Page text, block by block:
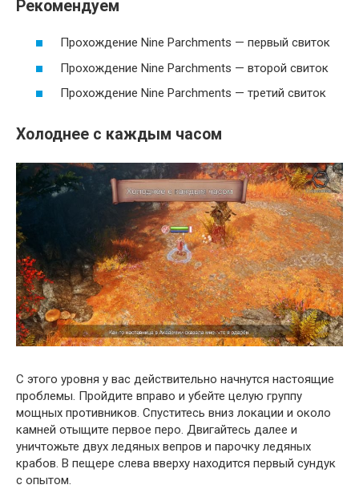
Рекомендуем
Прохождение Nine Parchments — первый свиток
Прохождение Nine Parchments — второй свиток
Прохождение Nine Parchments — третий свиток
Холоднее с каждым часом
С этого уровня у вас действительно начнутся настоящие
проблемы. Пройдите вправо и убейте целую группу
мощных противников. Спуститесь вниз локации и около
камней отыщите первое перо. Двигайтесь далее и
уничтожьте двух ледяных вепров и парочку ледяных
крабов. В пещере слева вверху находится первый сундук
с опытом.